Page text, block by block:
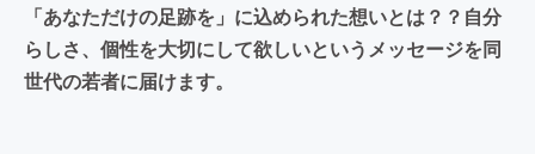
「あなただけの足跡を」に込められた想いとは？？自分
らしさ、個性を大切にして欲しいというメッセージを同
世代の若者に届けます。